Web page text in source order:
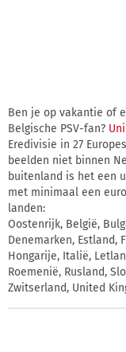
Ben je op vakantie of
Belgische PSV-fan?
Eredivisie in 27
beelden niet binnen
buitenland is het een
met minimaal een
landen:
Oostenrijk, België,
Denemarken, Estland,
Hongarije, Italië,
Roemenië, Rusland,
Zwitserland, United